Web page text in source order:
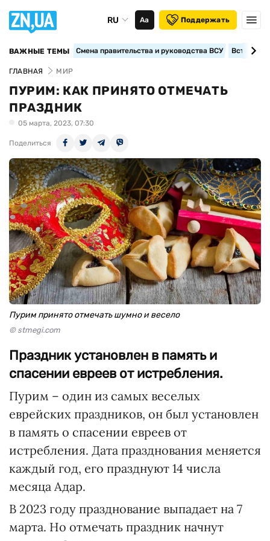
RU Аа Поддержать
ВАЖНЫЕ ТЕМЫ Смена правительства и руководства ВСУ
ГЛАВНАЯ МИР
ПУРИМ: КАК ПРИНЯТО ОТМЕЧАТЬ
ПРАЗДНИК
05 марта, 2023, 07:30
Поделиться
Пурим принято отмечать шумно и весело
© stmegi.com
Праздник установлен в память и
спасении евреев от истребления.
Пурим – один из самых веселых
еврейских праздников, он был установлен
в память о спасении евреев от
истребления. Дата празднования меняется
каждый год, его празднуют 14 числа
месяца Адар.
В 2023 году празднование выпадает на 7
марта. Но отмечать праздник начнут